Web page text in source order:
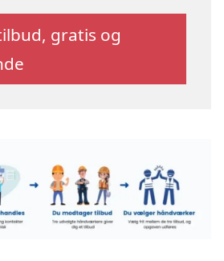
gratis og